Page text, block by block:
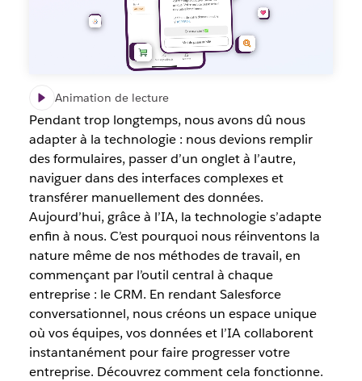
Animation de lecture
Pendant trop longtemps, nous avons dû nous
adapter à la technologie : nous devions remplir
des formulaires, passer d’un onglet à l’autre,
naviguer dans des interfaces complexes et
transférer manuellement des données.
Aujourd’hui, grâce à l’IA, la technologie s’adapte
enfin à nous. C’est pourquoi nous réinventons la
nature même de nos méthodes de travail, en
commençant par l’outil central à chaque
entreprise : le CRM. En rendant Salesforce
conversationnel, nous créons un espace unique
où vos équipes, vos données et l’IA collaborent
instantanément pour faire progresser votre
entreprise. Découvrez comment cela fonctionne.